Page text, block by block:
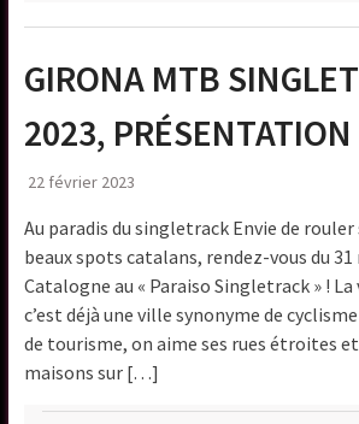
GIRONA MTB
2023, PRÉSENTATION
22 février 2023
Au paradis du singletrack Envie de rouler
beaux spots catalans, rendez-vous du 31
Catalogne au « Paraiso Singletrack » !
c’est déjà une ville synonyme de
de tourisme, on aime ses rues étroites
maisons sur […]